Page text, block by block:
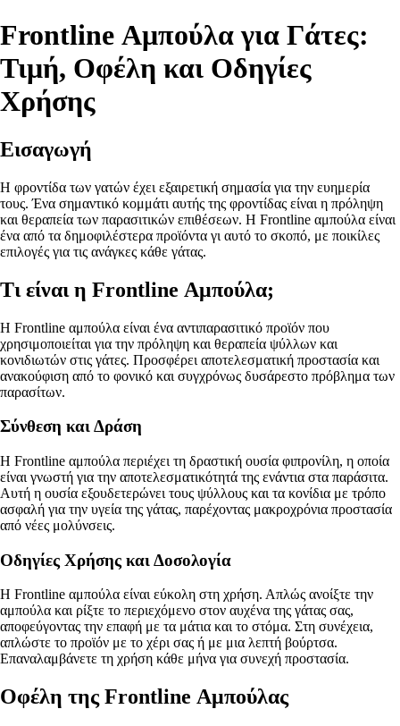
Frontline Αμπούλα για Γάτες:
Τιμή, Οφέλη και Οδηγίες
Χρήσης
Εισαγωγή
Η φροντίδα των γατών έχει εξαιρετική σημασία για την ευημερία
τους. Ένα σημαντικό κομμάτι αυτής της φροντίδας είναι η πρόληψη
και θεραπεία των παρασιτικών επιθέσεων. Η Frontline αμπούλα είναι
ένα από τα δημοφιλέστερα προϊόντα γι αυτό το σκοπό, με ποικίλες
επιλογές για τις ανάγκες κάθε γάτας.
Τι είναι η Frontline Αμπούλα;
Η Frontline αμπούλα είναι ένα αντιπαρασιτικό προϊόν που
χρησιμοποιείται για την πρόληψη και θεραπεία ψύλλων και
κονιδιωτών στις γάτες. Προσφέρει αποτελεσματική προστασία και
ανακούφιση από το φονικό και συγχρόνως δυσάρεστο πρόβλημα των
παρασίτων.
Σύνθεση και Δράση
Η Frontline αμπούλα περιέχει τη δραστική ουσία φιπρονίλη, η οποία
είναι γνωστή για την αποτελεσματικότητά της ενάντια στα παράσιτα.
Αυτή η ουσία εξουδετερώνει τους ψύλλους και τα κονίδια με τρόπο
ασφαλή για την υγεία της γάτας, παρέχοντας μακροχρόνια προστασία
από νέες μολύνσεις.
Οδηγίες Χρήσης και Δοσολογία
Η Frontline αμπούλα είναι εύκολη στη χρήση. Απλώς ανοίξτε την
αμπούλα και ρίξτε το περιεχόμενο στον αυχένα της γάτας σας,
αποφεύγοντας την επαφή με τα μάτια και το στόμα. Στη συνέχεια,
απλώστε το προϊόν με το χέρι σας ή με μια λεπτή βούρτσα.
Επαναλαμβάνετε τη χρήση κάθε μήνα για συνεχή προστασία.
Οφέλη της Frontline Αμπούλας